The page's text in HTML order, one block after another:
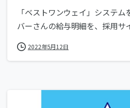
「ベストワンウェイ」システ
バーさんの給与明細を、採用サ
2022年5月12日